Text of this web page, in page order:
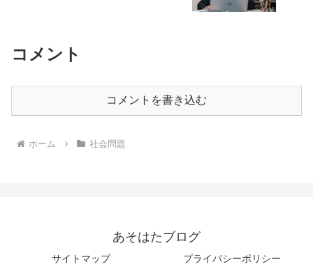
コメント
コメントを書き込む
ホーム 社会問題
あそはたブログ
サイトマップ プライバシーポリシー